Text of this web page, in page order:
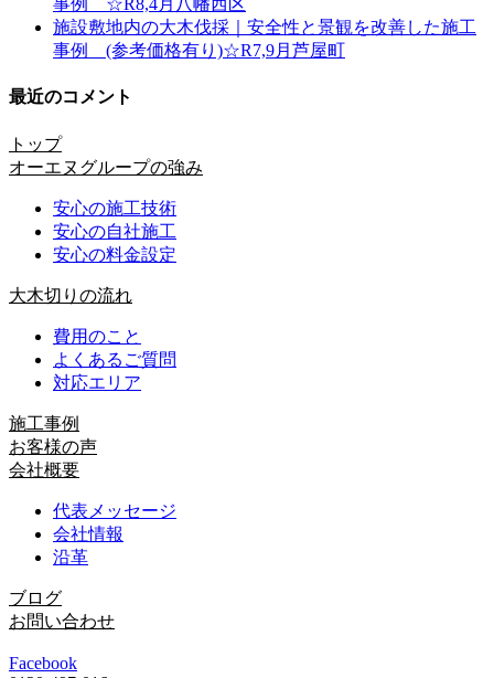
事例 ☆R8,4月八幡西区
施設敷地内の大木伐採｜安全性と景観を改善した施工
事例 (参考価格有り)☆R7,9月芦屋町
最近のコメント
トップ
オーエヌグループの強み
安心の施工技術
安心の自社施工
安心の料金設定
大木切りの流れ
費用のこと
よくあるご質問
対応エリア
施工事例
お客様の声
会社概要
代表メッセージ
会社情報
沿革
ブログ
お問い合わせ
Facebook